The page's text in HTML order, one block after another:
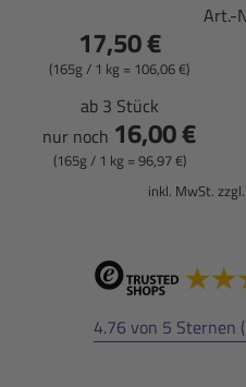
Art.-
17,50 €
(165g / 1 kg = 106,06 €)
ab 3 Stück
nur noch 16,00 €
(165g / 1 kg = 96,97 €)
inkl. MwSt. zzgl.
4.76 von 5 Sternen